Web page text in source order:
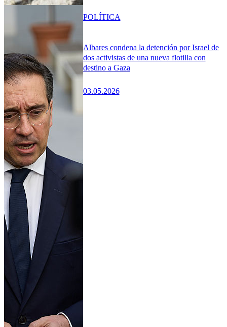
Albares condena la detención por Israel de
dos activistas de una nueva flotilla con
destino a Gaza
03.05.2026
POLÍTICA